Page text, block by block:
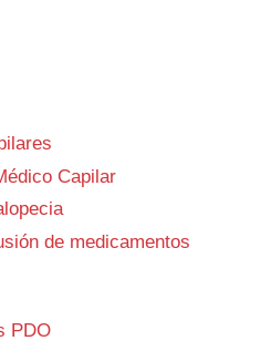
Capilar
de medicamentos
PDO